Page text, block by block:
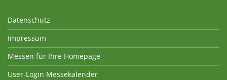
Datenschutz
Impressum
Messen für Ihre Homepage
User-Login Messekalender